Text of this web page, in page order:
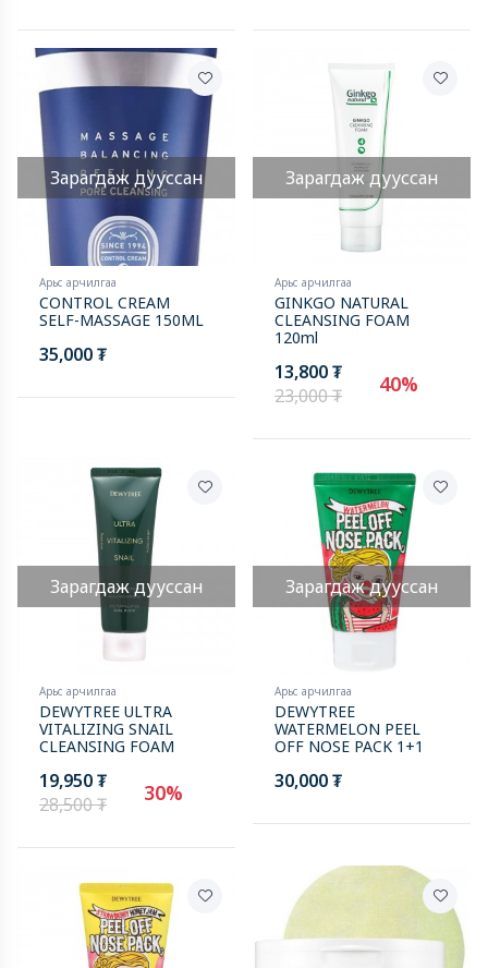
Зарагдаж дууссан
Арьс арчилгаа
CONTROL CREAM
SELF-MASSAGE 150ML
35,000 ₮
Зарагдаж дууссан
Арьс арчилгаа
GINKGO NATURAL
CLEANSING FOAM
120ml
13,800 ₮
23,000 ₮
40%
Зарагдаж дууссан
Арьс арчилгаа
DEWYTREE ULTRA
VITALIZING SNAIL
CLEANSING FOAM
19,950 ₮
28,500 ₮
30%
Зарагдаж дууссан
Арьс арчилгаа
DEWYTREE
WATERMELON PEEL
OFF NOSE PACK 1+1
30,000 ₮